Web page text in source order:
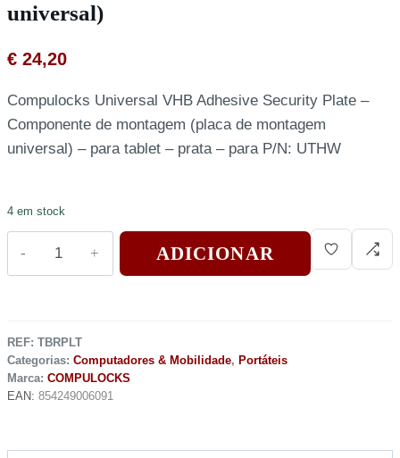
universal)
€ 24,20
Compulocks Universal VHB Adhesive Security Plate –
Componente de montagem (placa de montagem
universal) – para tablet – prata – para P/N: UTHW
4 em stock
ADICIONAR
REF: TBRPLT
Categorias: Computadores & Mobilidade, Portáteis
Marca: COMPULOCKS
EAN: 854249006091